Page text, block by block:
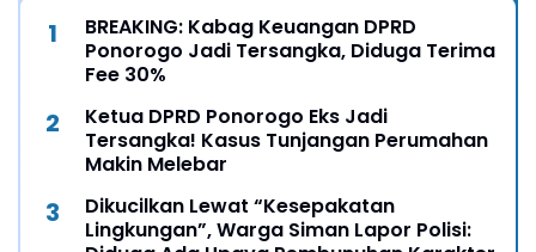
BREAKING: Kabag Keuangan DPRD
Ponorogo Jadi Tersangka, Diduga Terima
Fee 30%
Ketua DPRD Ponorogo Eks Jadi
Tersangka! Kasus Tunjangan Perumahan
Makin Melebar
Dikucilkan Lewat “Kesepakatan
Lingkungan”, Warga Siman Lapor Polisi: